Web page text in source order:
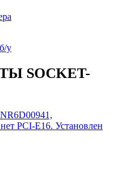
у
SOCKET-
PCI-E16. Установлен